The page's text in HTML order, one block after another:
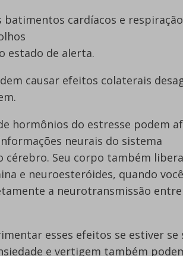
batimentos cardíacos e respiração
estado de alerta.
causar efeitos colaterais
hormônios do estresse podem
neurais do sistema
cérebro. Seu corpo também
e neuroesteróides, quando
a neurotransmissão
esses efeitos se estiver
e vertigem também